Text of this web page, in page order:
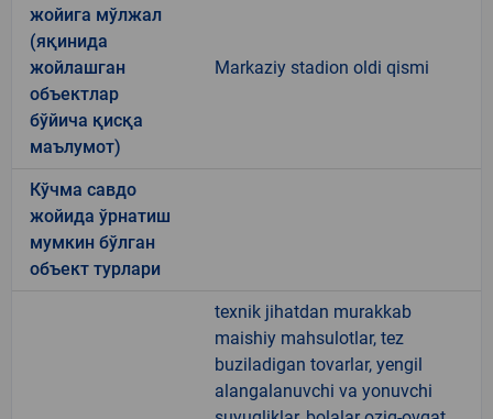
жойига мўлжал
(яқинида
жойлашган
объектлар
бўйича қисқа
маълумот)
Markaziy stadion oldi qismi
Кўчма савдо
жойида ўрнатиш
мумкин бўлган
объект турлари
texnik jihatdan murakkab
maishiy mahsulotlar, tez
buziladigan tovarlar, yengil
alangalanuvchi va yonuvchi